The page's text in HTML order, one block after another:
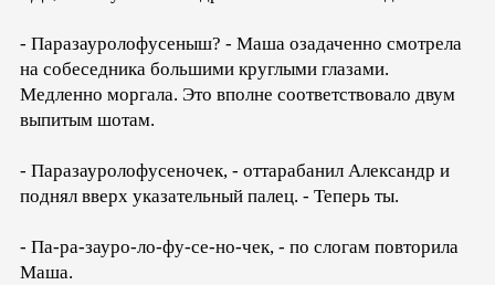
- Паразауролофусeныш? - Маша озадаченно смотрела
на собеседника большими круглыми глазами.
Медленно моргала. Это вполне соответствовало двум
выпитым шотам.
- Паразауролофусeночек, - оттарабанил Александр и
поднял вверх указательный палец. - Теперь ты.
- Па-ра-зауро-ло-фу-сe-но-чек, - по слогам повторила
Маша.